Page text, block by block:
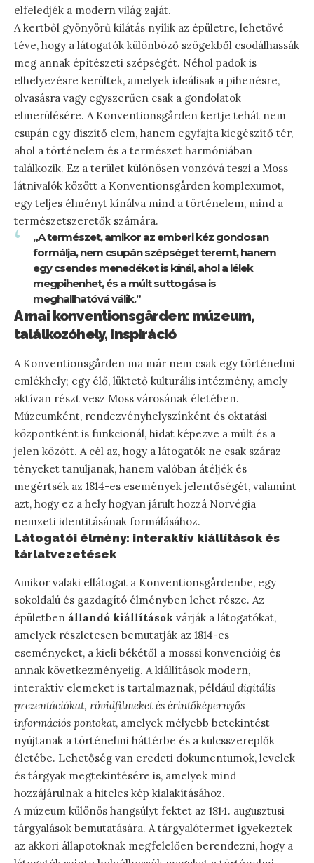
elfeledjék a modern világ zaját.
A kertből gyönyörű kilátás nyílik az épületre, lehetővé
téve, hogy a látogatók különböző szögekből csodálhassák
meg annak építészeti szépségét. Néhol padok is
elhelyezésre kerültek, amelyek ideálisak a pihenésre,
olvasásra vagy egyszerűen csak a gondolatok
elmerülésére. A Konventionsgården kertje tehát nem
csupán egy díszítő elem, hanem egyfajta kiegészítő tér,
ahol a történelem és a természet harmóniában
találkozik. Ez a terület különösen vonzóvá teszi a Moss
látnivalók között a Konventionsgården komplexumot,
egy teljes élményt kínálva mind a történelem, mind a
természetszeretők számára.
„A természet, amikor az emberi kéz gondosan
formálja, nem csupán szépséget teremt, hanem
egy csendes menedéket is kínál, ahol a lélek
megpihenhet, és a múlt suttogása is
meghallhatóvá válik.”
A mai konventionsgården: múzeum,
találkozóhely, inspiráció
A Konventionsgården ma már nem csak egy történelmi
emlékhely; egy élő, lüktető kulturális intézmény, amely
aktívan részt vesz Moss városának életében.
Múzeumként, rendezvényhelyszínként és oktatási
központként is funkcionál, hidat képezve a múlt és a
jelen között. A cél az, hogy a látogatók ne csak száraz
tényeket tanuljanak, hanem valóban átéljék és
megértsék az 1814-es események jelentőségét, valamint
azt, hogy ez a hely hogyan járult hozzá Norvégia
nemzeti identitásának formálásához.
Látogatói élmény: interaktív kiállítások és
tárlatvezetések
Amikor valaki ellátogat a Konventionsgårdenbe, egy
sokoldalú és gazdagító élményben lehet része. Az
épületben állandó kiállítások várják a látogatókat,
amelyek részletesen bemutatják az 1814-es
eseményeket, a kieli békétől a mosssi konvencióig és
annak következményeiig. A kiállítások modern,
interaktív elemeket is tartalmaznak, például digitális
prezentációkat, rövidfilmeket és érintőképernyős
információs pontokat, amelyek mélyebb betekintést
nyújtanak a történelmi háttérbe és a kulcsszereplők
életébe. Lehetőség van eredeti dokumentumok, levelek
és tárgyak megtekintésére is, amelyek mind
hozzájárulnak a hiteles kép kialakításához.
A múzeum különös hangsúlyt fektet az 1814. augusztusi
tárgyalások bemutatására. A tárgyalótermet igyekeztek
az akkori állapotoknak megfelelően berendezni, hogy a